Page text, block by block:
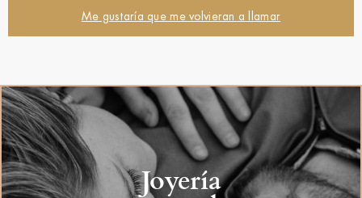
Me gustaría que me volvieran a llamar
Joyería